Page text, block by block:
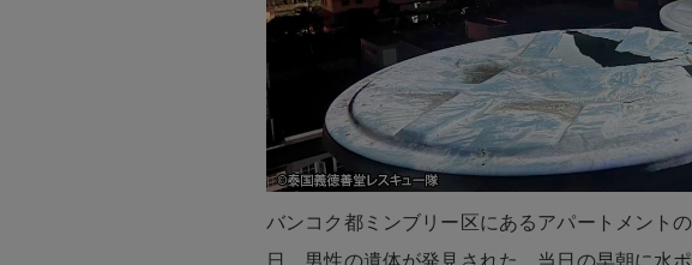
バンコク都ミンブリー区にあるアパートメント